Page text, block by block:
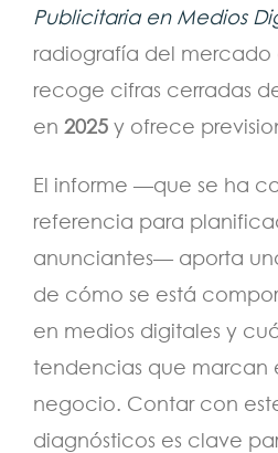
Publicitaria en Medios
radiografía del mercado
recoge cifras cerradas
en 2025 y ofrece
El informe —que se ha
referencia para
anunciantes— aporta
de cómo se está
en medios digitales y
tendencias que marcan
negocio. Contar con
diagnósticos es clave